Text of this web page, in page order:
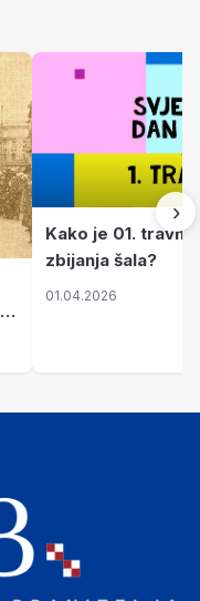
Kako je 01.
zbijanja šala?
01.04.2026
›